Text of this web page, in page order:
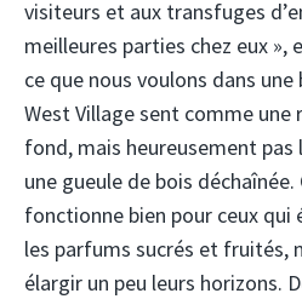
visiteurs et aux transfuges
meilleures parties chez eux »,
ce que nous voulons dans
West Village sent comme une
fond, mais heureusement pas
une gueule de bois
fonctionne bien pour ceux
les parfums sucrés et fruités,
élargir un peu leurs horizons.